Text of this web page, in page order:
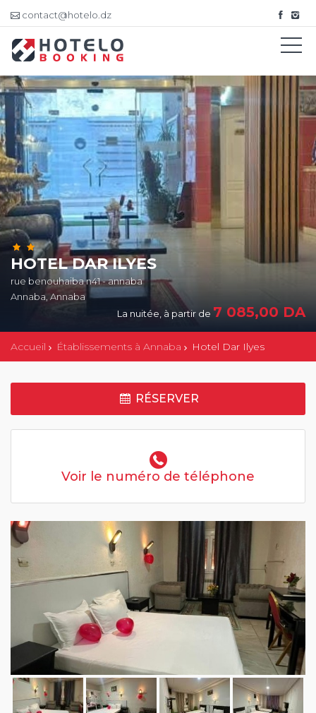
contact@hotelo.dz
HOTEL DAR ILYES
rue benouhaiba n41 - annaba
Annaba, Annaba
La nuitée, à partir de 7 085,00 DA
Accueil Établissements à Annaba Hotel Dar Ilyes
RÉSERVER
Voir le numéro de téléphone